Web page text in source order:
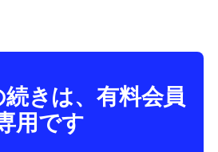
きは、有料会員
用です